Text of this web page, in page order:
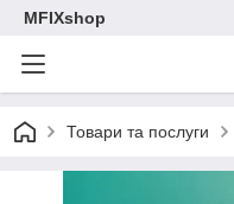
MFIXshop
Товари та послуги